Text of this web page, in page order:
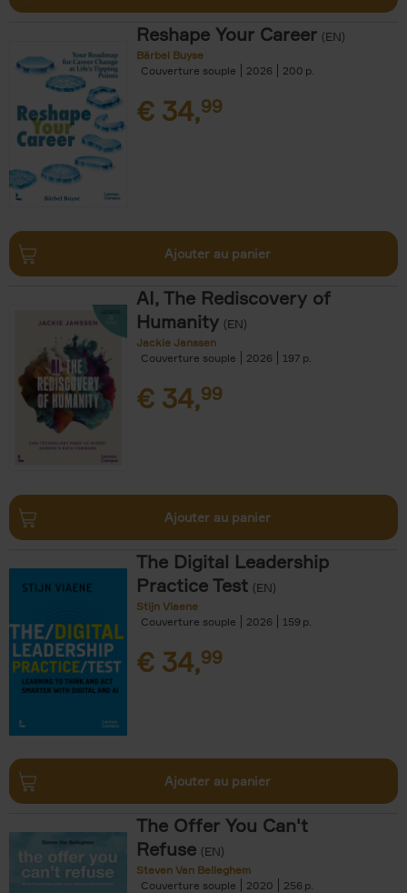
Reshape Your Career (EN)
Bärbel Buyse
Couverture souple
2026 200
€ 34,99
Ajouter au panier
AI, The Rediscovery of
Humanity (EN)
Jackie Janssen
Couverture souple
2026 197
€ 34,99
Ajouter au panier
The Digital Leadership
Practice Test (EN)
Stijn Viaene
Couverture souple
2026 159
€ 34,99
Ajouter au panier
The Offer You Can't
Refuse (EN)
Steven Van Belleghem
Couverture souple
2020 256